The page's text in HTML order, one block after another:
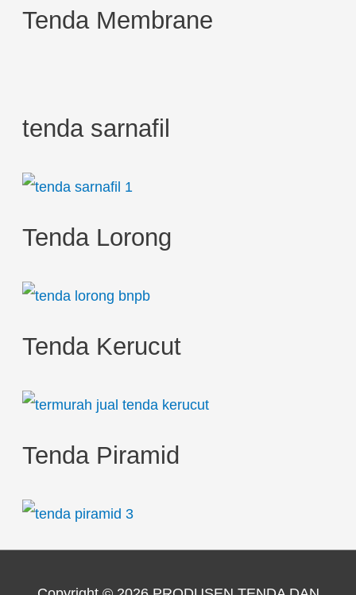
:Tenda Membrane
tenda sarnafil
Tenda Lorong
Tenda Kerucut
Tenda Piramid